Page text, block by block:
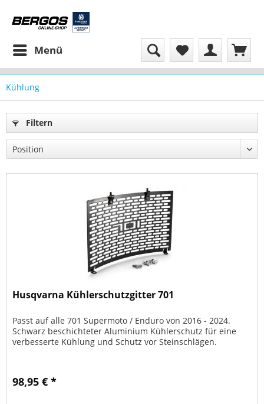
Menü
Kühlung
Filtern
Husqvarna Kühlerschutzgitter 701
Passt auf alle 701 Supermoto / Enduro von 2016 - 2024.
Schwarz beschichteter Aluminium Kühlerschutz für eine
verbesserte Kühlung und Schutz vor Steinschlägen.
98,95 € *